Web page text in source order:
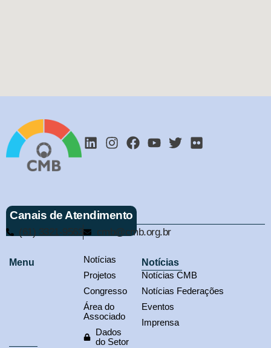
Canais de Atendimento
(61) 3321-9563 cmb@cmb.org.br
Menu
Notícias
Projetos
Congresso
Área do
Associado
Dados
do Setor
Notícias
Notícias CMB
Notícias Federações
Eventos
Imprensa